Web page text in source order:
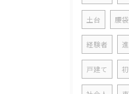
土台 腰袋
経験者
戸建て